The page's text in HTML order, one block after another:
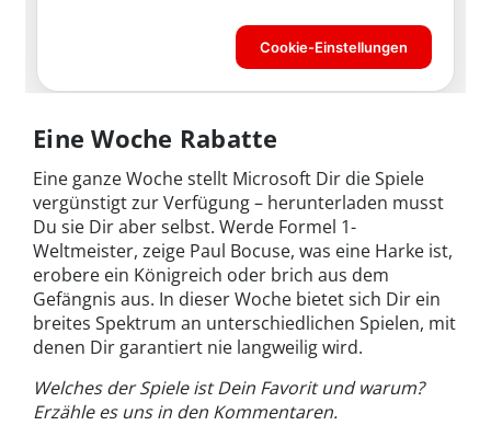
Eine Woche Rabatte
Eine ganze Woche stellt Microsoft Dir die Spiele
vergünstigt zur Verfügung – herunterladen musst
Du sie Dir aber selbst. Werde Formel 1-
Weltmeister, zeige Paul Bocuse, was eine Harke ist,
erobere ein Königreich oder brich aus dem
Gefängnis aus. In dieser Woche bietet sich Dir ein
breites Spektrum an unterschiedlichen Spielen, mit
denen Dir garantiert nie langweilig wird.
Welches der Spiele ist Dein Favorit und warum?
Erzähle es uns in den Kommentaren.